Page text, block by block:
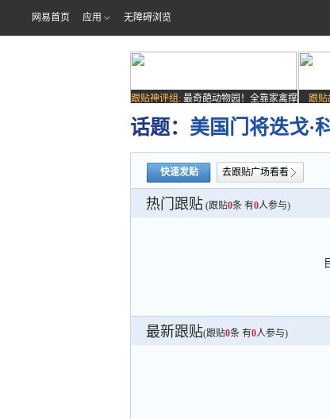
网易首页 应用 无障碍浏览
跟贴神评组: 最奇葩动物园！全靠家禽撑
场子
跟贴
话题： 美国门将迭戈·
快速发贴 去跟贴广场看看
热门跟贴 (跟贴0条 有0人参与)
最新跟贴(跟贴0条 有0人参与)